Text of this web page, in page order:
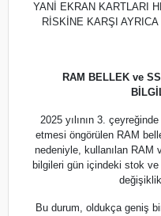
YANİ EKRAN KARTLARI
RİSKİNE KARŞI
RAM BELLEK ve
2025 yılının 3.
etmesi öngörülen RAM
nedeniyle, kullanılan RAM
bilgileri gün içindeki stok
Bu durum, oldukça geniş